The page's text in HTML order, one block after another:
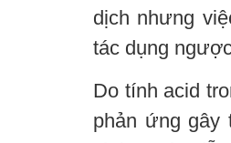
dịch nhưng
tác dụng
Do tính acid
phản ứng gây